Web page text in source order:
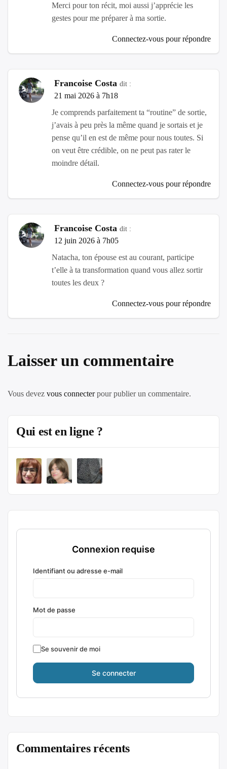
Merci pour ton récit, moi aussi j’apprécie les
gestes pour me préparer à ma sortie.
Connectez-vous pour répondre
Francoise Costa dit :
21 mai 2026 à 7h18
Je comprends parfaitement ta “routine” de sortie,
j’avais à peu près la même quand je sortais et je
pense qu’il en est de même pour nous toutes. Si
on veut être crédible, on ne peut pas rater le
moindre détail.
Connectez-vous pour répondre
Francoise Costa dit :
12 juin 2026 à 7h05
Natacha, ton épouse est au courant, participe
t’elle à ta transformation quand vous allez sortir
toutes les deux ?
Connectez-vous pour répondre
Laisser un commentaire
Vous devez vous connecterpour publier un commentaire.
Qui est en ligne ?
Connexion requise
Identifiant ou adresse e-mail
Mot de passe
Se souvenir de moi
Commentaires récents